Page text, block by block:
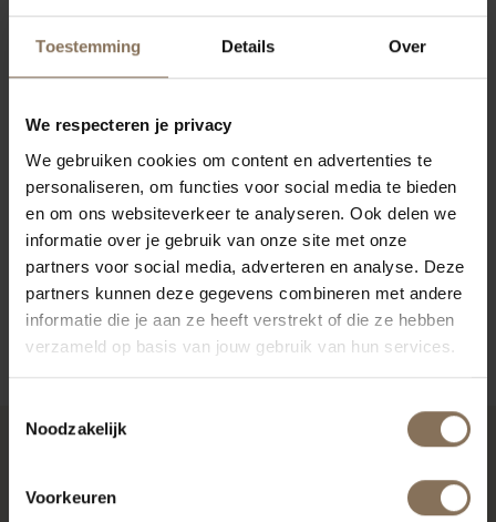
Toestemming Details Over
We respecteren je privacy
We gebruiken cookies om content en advertenties te
personaliseren, om functies voor social media te bieden
en om ons websiteverkeer te analyseren. Ook delen we
informatie over je gebruik van onze site met onze
partners voor social media, adverteren en analyse. Deze
partners kunnen deze gegevens combineren met andere
informatie die je aan ze heeft verstrekt of die ze hebben
verzameld op basis van jouw gebruik van hun services.
Noodzakelijk
Voorkeuren
niet door in het verlengdeel. Kom langs in één van
onze showrooms en ontdek de kwaliteit en het
KENMERKEN
VERPAKKING & MONTAGE
KLEURSTAAL BESTELLEN
AFMETINGEN & HANDLEIDING
ZAKELIJK